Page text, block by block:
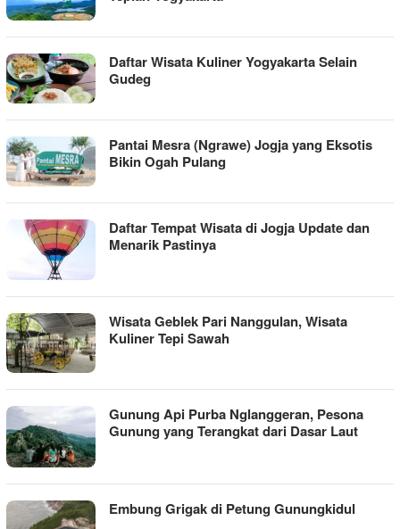
Daftar Wisata Kuliner Yogyakarta Selain
Gudeg
Pantai Mesra (Ngrawe) Jogja yang Eksotis
Bikin Ogah Pulang
Daftar Tempat Wisata di Jogja Update dan
Menarik Pastinya
Wisata Geblek Pari Nanggulan, Wisata
Kuliner Tepi Sawah
Gunung Api Purba Nglanggeran, Pesona
Gunung yang Terangkat dari Dasar Laut
Embung Grigak di Petung Gunungkidul